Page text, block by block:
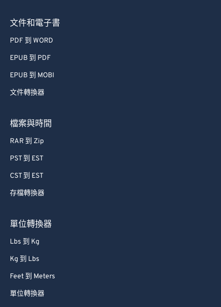
文件和電子書
PDF 到 WORD
EPUB 到 PDF
EPUB 到 MOBI
文件轉換器
檔案與時間
RAR 到 Zip
PST 到 EST
CST 到 EST
存檔轉換器
單位轉換器
Lbs 到 Kg
Kg 到 Lbs
Feet 到 Meters
單位轉換器